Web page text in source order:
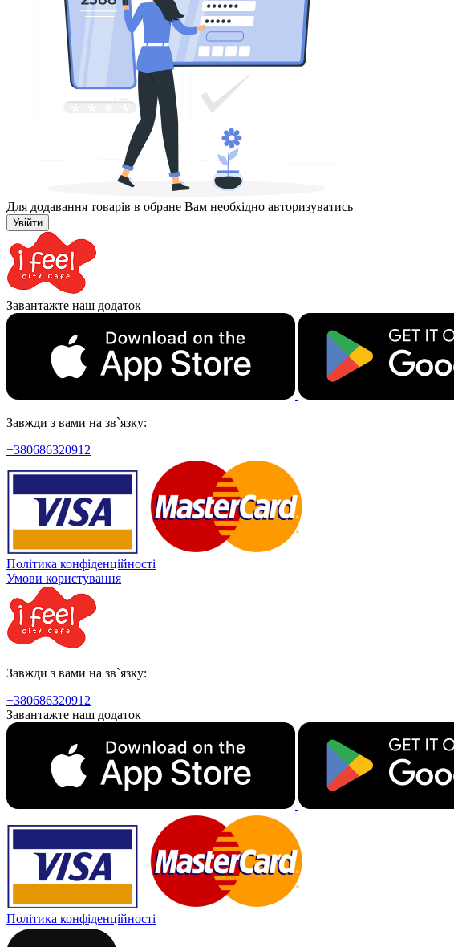
Для додавання товарів в обране Вам необхідно авторизуватись
Увійти
Завантажте наш додаток
Завжди з вами на зв`язку:
+380686320912
Політика конфіденційності
Умови користування
Завжди з вами на зв`язку:
+380686320912
Завантажте наш додаток
Політика конфіденційності